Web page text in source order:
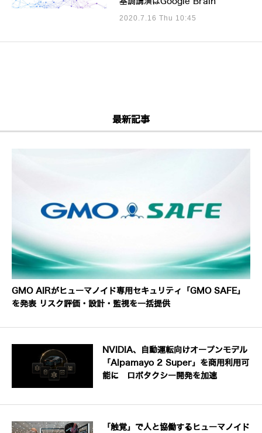
2020.7.16 Thu 10:45
最新記事
GMO AIRがヒューマノイド専用セキュリティ「GMO SAFE」
を発表 リスク評価・設計・監視を一括提供
NVIDIA、自動運転向けオープンモデル
「Alpamayo 2 Super」を商用利用可
能に ロボタクシー開発を加速
「触覚」で人と協働するヒューマノイド